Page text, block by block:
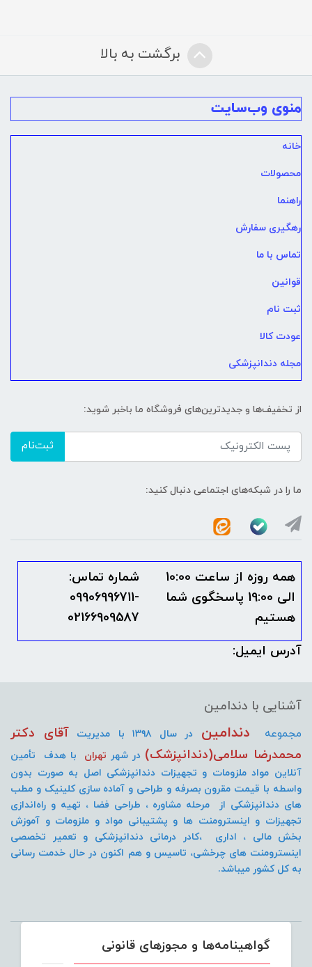
برگشت به بالا
منوی وب‌سایت
خانه
محصولات
راهنما
رهگیری سفارش
تماس با ما
قوانین
ثبت نام
عودت کالا
مجله دندانپزشکی
از تخفیف‌ها و جدیدترین‌های فروشگاه ما باخبر شوید:
ثبت‌نام
ما را در شبکه‌های اجتماعی دنبال کنید:
همه روزه از ساعت 10:00
الی 19:00 پاسخگوی شما
هستیم
شماره تماس:
09906996711-
02166909587
آدرس ایمیل:
آشنایی با دندامین
مجموعه دندامین در سال ۱۳۹۸ با مدیریت
آقای دکتر
محمدرضا سلامی(دندانپزشک) در شهر تهران با هدف تأمین
آنلاین مواد ملزومات و تجهیزات دندانپزشکی اصل به صورت بدون
واسطه با قیمت مقرون بصرفه و طراحی و آماده سازی کلینیک و مطب
های دندانپزشکی از مرحله مشاوره ، طراحی فضا ، تهیه و راه‌اندازی
تجهیزات و اینسترومنتها و پشتیبانی مواد و ملزومات و آموزش
بخش مالی ، اداری ،کادر درمانی دندانپزشکی و تعمیر تخصصی
اینسترومنت های چرخشی، تاسیس و هم اکنون در حال خدمت رسانی
به کل کشور میباشد.
گواهینامه‌ها و مجوزهای قانونی